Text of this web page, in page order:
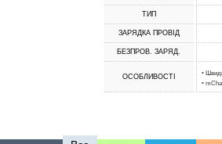
ТИП
ЗАРЯДКА ПРОВІД
БЕЗПРОВ. ЗАРЯД.
ОСОБЛИВОСТІ
•
•